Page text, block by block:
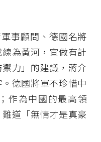
事顧問、德國名將
為黃河，宜做有計
力」的建議，蔣介
德國將軍不珍惜中
作為中國的最高領
道「無情才是真豪